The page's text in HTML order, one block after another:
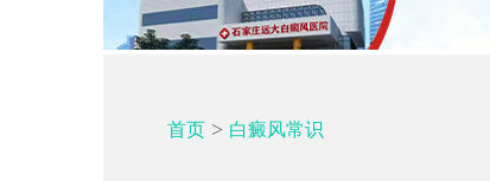
首页> 白癜风常识